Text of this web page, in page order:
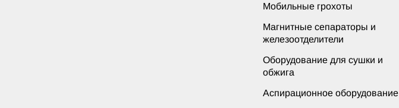
Мобильные грохоты
Магнитные сепараторы и
железоотделители
Оборудование для сушки и
обжига
Аспирационное оборудование